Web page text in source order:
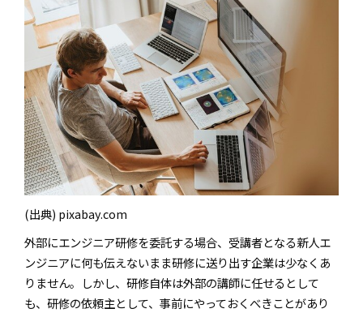
(出典) pixabay.com
外部にエンジニア研修を委託する場合、受講者となる新人エ
ンジニアに何も伝えないまま研修に送り出す企業は少なくあ
りません。しかし、研修自体は外部の講師に任せるとして
も、研修の依頼主として、事前にやっておくべきことがあり